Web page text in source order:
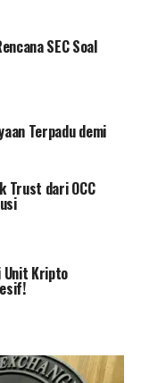
SEC Soal
Terpadu demi
Trust dari OCC
Unit Kripto